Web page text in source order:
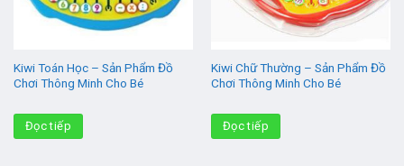
Kiwi Toán Học – Sản Phẩm Đồ
Chơi Thông Minh Cho Bé
Đọc tiếp
Kiwi Chữ Thường – Sản Phẩm Đồ
Chơi Thông Minh Cho Bé
Đọc tiếp